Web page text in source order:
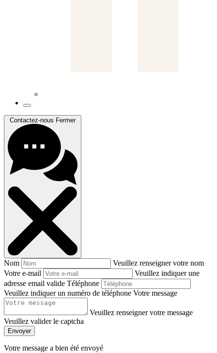
Contactez-nous Fermer
Nom
Veuillez renseigner votre nom
Votre e-mail
Veuillez indiquer une
adresse email valide Téléphone
Veuillez indiquer un numéro de téléphone Votre message
Veuillez renseigner votre message
Veuillez valider le captcha
Envoyer
Votre message a bien été envoyé